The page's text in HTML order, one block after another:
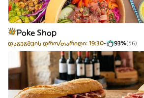
Poke Shop
დაგეგმვის დრო/თარიღი: 19:30 93%(56)